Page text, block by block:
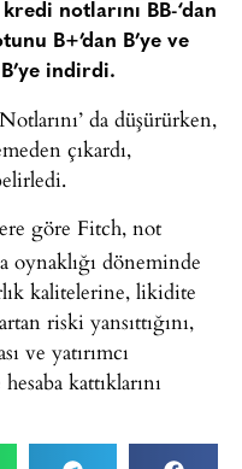
notlarını BB-‘dan
B+’dan B’ye ve
indirdi.
da düşürürken,
çıkardı,
göre Fitch, not
döneminde
kalitelerine, likidite
riski yansıttığını,
ve yatırımcı
kattıklarını